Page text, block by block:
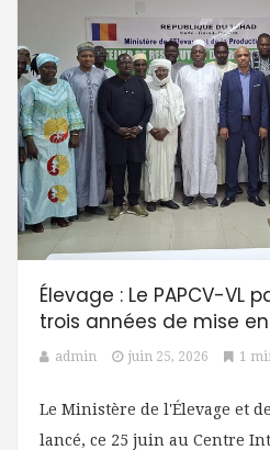
Élevage : Le PAPCV-VL
trois années de mise
admin juin 25, 2026 1
Le Ministère de l'Élevage et
lancé, ce 25 juin au Centre